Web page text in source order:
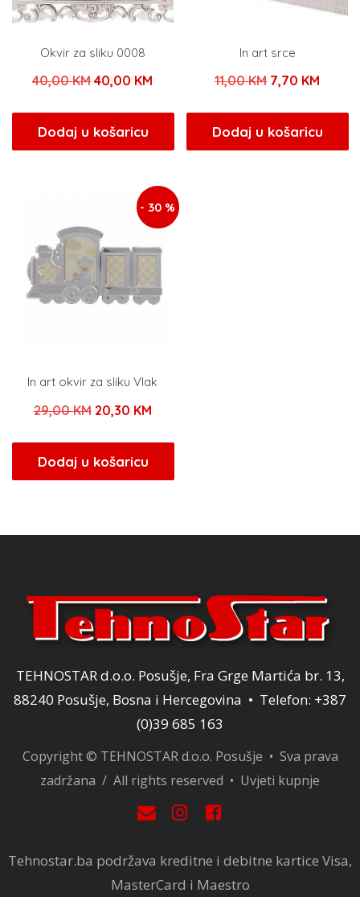
Okvir za sliku 0008
40,00KMIzvorna
bila
je:
40,00 KM
40,00 KM.
Dodaj u košaricu
In art srce
11,00KM Izvorna
bila
je:
7,70 KM
je:
7,70
Dodaj u košaricu
- 30 %
In art okvir za sliku Vlak
29,00KM Izvorna
bila
je:
20,30 KMTrenutna
20,30 KM.
Dodaj u košaricu
TEHNOSTAR d.o.o. Posušje, Fra Grge Martića br. 13,
88240 Posušje, Bosna i Hercegovina • Telefon: +387
(0)39 685 163
Copyright © TEHNOSTAR d.o.o. Posušje • Sva prava
zadržana / All rights reserved • Uvjeti kupnje
Tehnostar.ba podržava kreditne i debitne kartice Visa,
MasterCard i Maestro